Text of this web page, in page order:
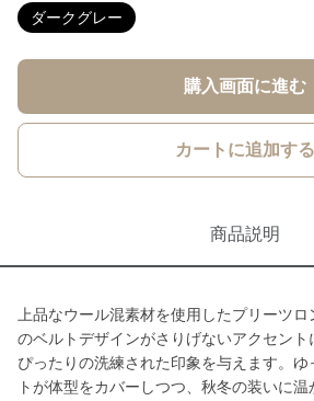
ダークグレー
購入画面に進む
カートに追加する
商品説明
上品なウール混素材を使用したプリーツ
のベルトデザインがさりげないアクセント
ぴったりの洗練された印象を与えます。ゆ
トが体型をカバーしつつ、秋冬の装いに温